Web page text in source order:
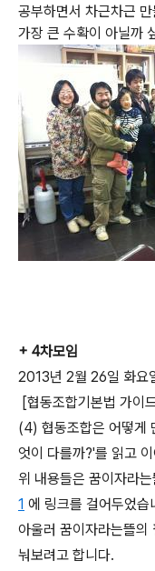
공부하면서 차근차근
가장 큰 수확이 아닐까
+ 4차모임
2013년 2월 26일 화요
[협동조합기본법 가이
(4) 협동조합은 어떻게
엇이 다를까?'를 읽고
위 내용들은 꿈이자라
1 에 링크를 걸어두었습
아울러 꿈이자라는뜰의
눠보려고 합니다.